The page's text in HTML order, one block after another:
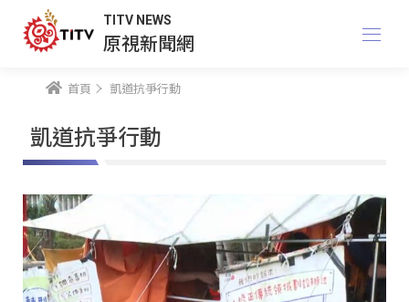
TITV NEWS
原視新聞網
首頁 凱道抗爭行動
凱道抗爭行動